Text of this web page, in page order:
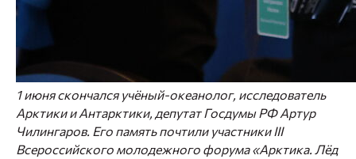
1 июня скончался учёный-океанолог, исследователь
Арктики и Антарктики, депутат Госдумы РФ Артур
Чилингаров. Его память почтили участники III
Всероссийского молодежного форума «Арктика. Лёд